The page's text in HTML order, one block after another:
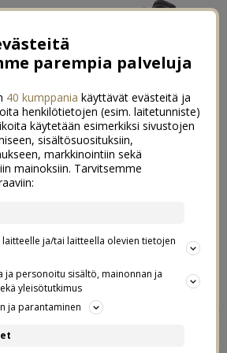
-lista ennen synnytystä
– helppoa kasvisruokaa grillissä
33. (32+0-32+6)
enää seitsemän viikkoa, ja siihen,
ollut mahassa yhtä kauan kuin
on enää alle kolme viikkoa. Huh.
parempia palveluja
40 kumppania käyttävät evästeitä ja
henkilötietojen (esim. laitetunniste)
käytetään esimerkiksi sivustojen
sisältösuosituksiin,
markkinointiin sekä
mainoksiin. Tarvitsemme
ja/tai laitteella olevien tietojen
ja personoitu sisältö, mainonnan ja
yleisötutkimus
ja parantaminen